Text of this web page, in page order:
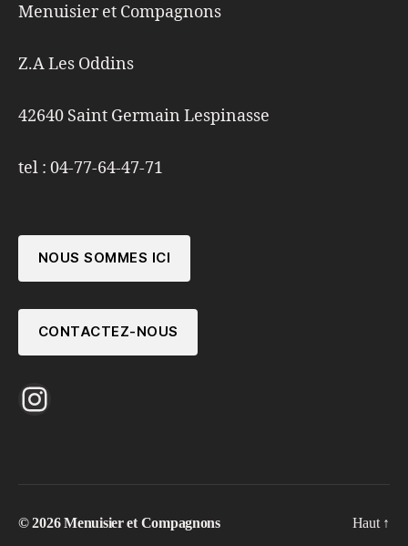
Menuisier et Compagnons
Z.A Les Oddins
42640 Saint Germain Lespinasse
tel : 04-77-64-47-71
NOUS SOMMES ICI
CONTACTEZ-NOUS
Instagram
© 2026Menuisier et Compagnons Haut ↑